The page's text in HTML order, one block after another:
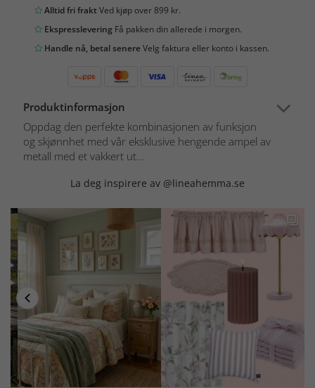
Alltid fri fraktVed kjøp over 899 kr.
Ekspresslevering Få pakken din allerede i morgen.
Handle nå, betal senereVelg faktura eller konto i kassen.
Produktinformasjon
Oppdag den perfekte kombinasjonen av funksjon
og skjønnhet med vår eksklusive hengende ampel av
metall med et vakkert ut...
La deg inspirere av @lineahemma.se